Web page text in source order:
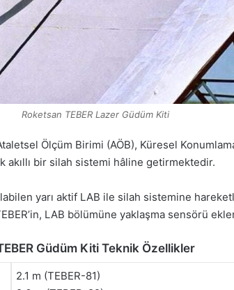
Roketsan TEBER Lazer Güdüm Kiti
Ölçüm Birimi (AÖB), Küresel
akıllı bir silah sistemi hâline getirmektedir.
yarı aktif LAB ile silah sistemine
LAB bölümüne yaklaşma sensörü
Güdüm Kiti Teknik Özellikler
2.1 m (TEBER-81)